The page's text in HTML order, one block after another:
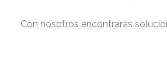
Con nosotros encontrarás